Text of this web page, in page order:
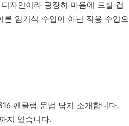
자인이라 굉장히 마음에 드실 겁
암기식 수업이 아닌 적용 수업으
팬클럽 문법 답지 소개합니다.
지 있습니다.